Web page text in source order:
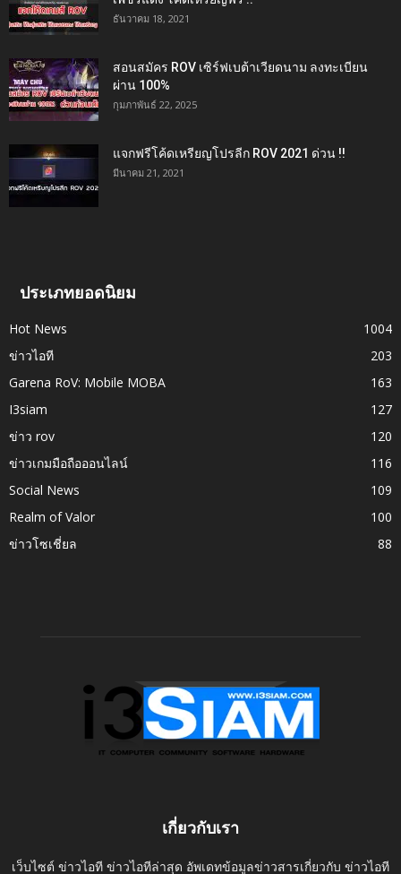
ธันวาคม 18, 2021
สอนสมัคร ROV เซิร์ฟเบต้าเวียดนาม ลงทะเบียน
ผ่าน 100%
กุมภาพันธ์ 22, 2025
แจกฟรีโค้ดเหรียญโปรลีก ROV 2021 ด่วน !!
มีนาคม 21, 2021
ประเภทยอดนิยม
Hot News
1004
ข่าวไอที
203
Garena RoV: Mobile MOBA
163
I3siam
127
ข่าว rov
120
ข่าวเกมมือถือออนไลน์
116
Social News
109
Realm of Valor
100
ข่าวโซเชี่ยล
88
เกี่ยวกับเรา
เว็บไซต์ ข่าวไอที ข่าวไอทีล่าสุด อัพเดทข้อมูลข่าวสารเกี่ยวกับ ข่าวไอที